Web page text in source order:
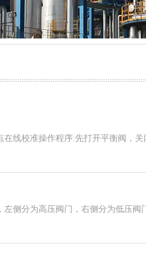
校准操作程序:先打开平衡阀，关
分为高压阀门，右侧分为低压阀